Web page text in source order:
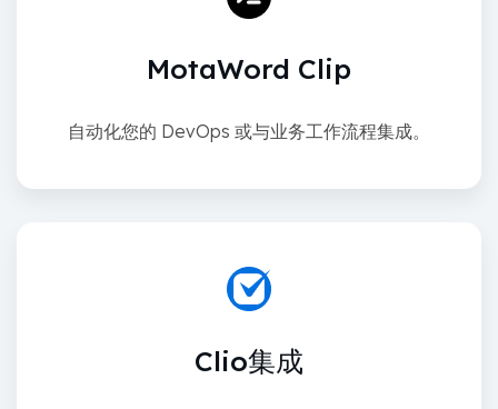
MotaWord Clip
自动化您的 DevOps 或与业务工作流程集成。
Clio集成